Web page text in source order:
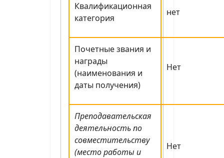
Квалификационная
категория
нет
Почетные звания и
награды
(наименования и
даты получения)
Нет
Преподавательская
деятельность по
совместительству
(место работы и
Нет